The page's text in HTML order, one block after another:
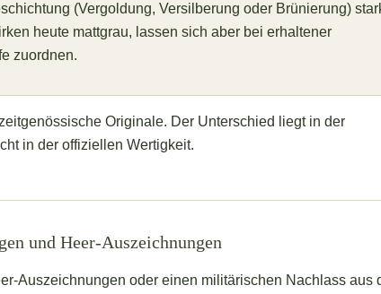
(Vergoldung, Versilberung oder Brünierung)
heute mattgrau, lassen sich aber bei erhaltener
zuordnen.
Originale. Der Unterschied liegt in der
in der offiziellen Wertigkeit.
und Heer-Auszeichnungen
Auszeichnungen oder einen militärischen Nachlass aus